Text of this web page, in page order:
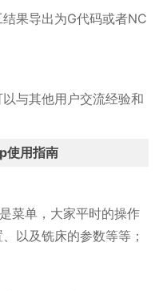
果导出为G代码或者NC
与其他用户交流经验和
使用指南
菜单，大家平时的操作
以及铣床的参数等等；